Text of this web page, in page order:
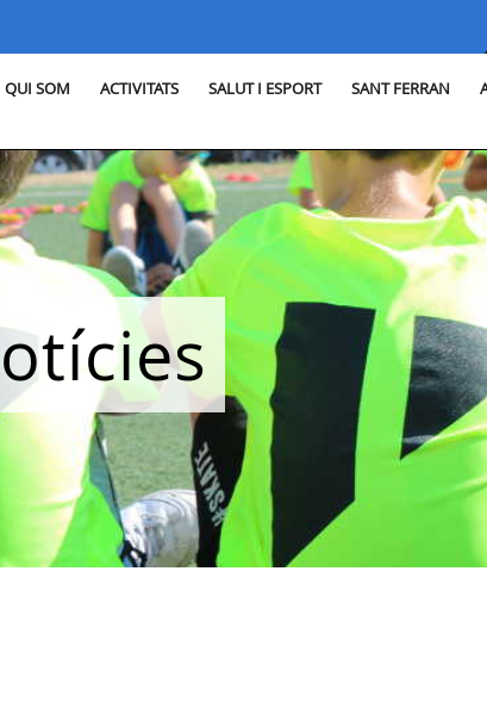
QUI SOM ACTIVITATS SALUT I ESPORT SANT FERRAN